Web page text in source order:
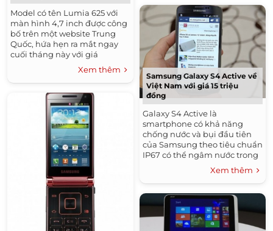
Model có tên Lumia 625 với
màn hình 4,7 inch được công
bố trên một website Trung
Quốc, hứa hẹn ra mắt ngay
cuối tháng này với giá
Xem thêm
Samsung Galaxy S4 Active về
Việt Nam với giá 15 triệu
đồng
Galaxy S4 Active là
smartphone có khả năng
chống nước và bụi đầu tiên
của Samsung theo tiêu chuẩn
IP67 có thể ngâm nước trong
vòng 30 phút ở độ sâu 1 mét.
Xem thêm